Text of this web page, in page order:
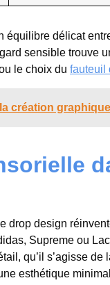
équilibre délicat
sensible trouve
le choix du fauteuil
création
drop design
Supreme ou
qu’il s’agisse de
esthétique